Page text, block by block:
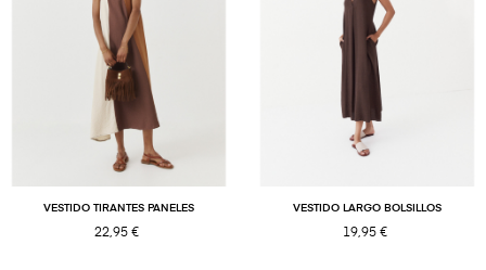
VESTIDO TIRANTES PANELES
22,95 €
VESTIDO LARGO BOLSILLOS
19,95 €